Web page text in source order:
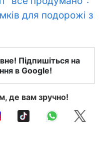
для подорожі з
Підпишіться на
в Google!
де вам зручно!